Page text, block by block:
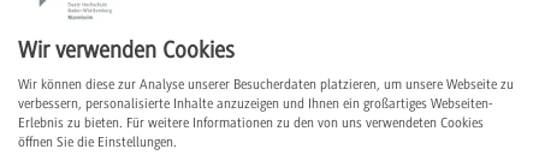
Anforderungsprofil
Studieninhalte
Inhalte Praxisphasen
Wir verwenden Cookies
Wir können diese zur Analyse unserer Besucherdaten platzieren, um unsere Webseite zu
verbessern, personalisierte Inhalte anzuzeigen und Ihnen ein großartiges Webseiten-
Erlebnis zu bieten. Für weitere Informationen zu den von uns verwendeten Cookies
öffnen Sie die Einstellungen.